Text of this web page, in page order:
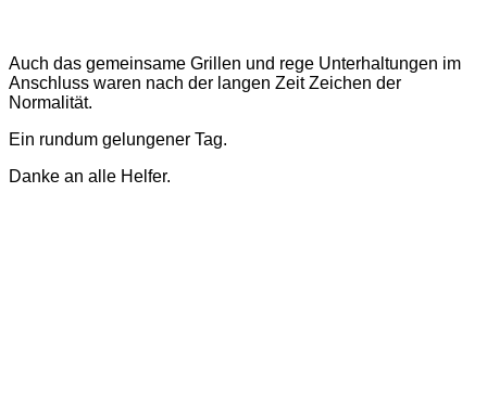
Auch das gemeinsame Grillen und rege Unterhaltungen im
Anschluss waren nach der langen Zeit Zeichen der
Normalität.
Ein rundum gelungener Tag.
Danke an alle Helfer.